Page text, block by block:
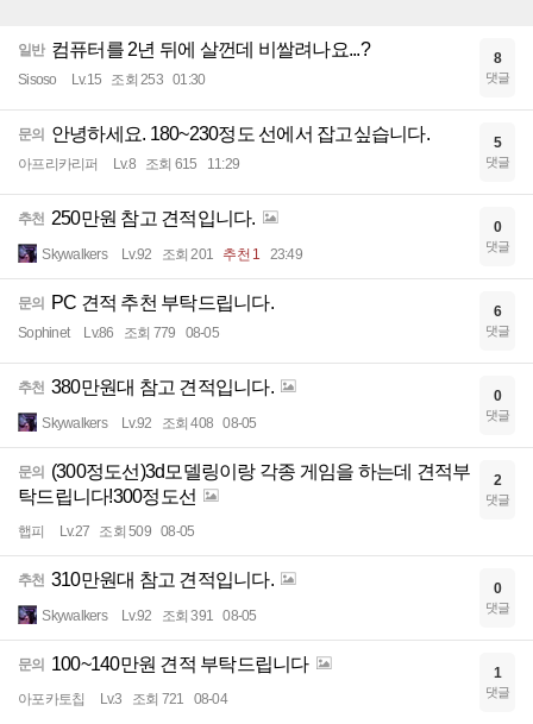
일반 컴퓨터를 2년 뒤에 살껀데 비쌀려나요...?
Sisoso Lv.15 조회 253 01:30
8
댓글
문의 안녕하세요. 180~230정도 선에서 잡고싶습니다.
아프리카리퍼 Lv.8 조회 615 11:29
5
댓글
추천 250만원 참고 견적입니다.
Skywalkers Lv.92 조회 201 추천 1 23:49
0
댓글
문의 PC 견적 추천 부탁드립니다.
Sophinet Lv.86 조회 779 08-05
6
댓글
추천 380만원대 참고 견적입니다.
Skywalkers Lv.92 조회 408 08-05
0
댓글
문의 (300정도선)3d모델링이랑 각종 게임을 하는데 견적부
탁드립니다!300정도선
햅피 Lv.27 조회 509 08-05
2
댓글
추천 310만원대 참고 견적입니다.
Skywalkers Lv.92 조회 391 08-05
0
댓글
문의 100~140만원 견적 부탁드립니다
아포카토칩 Lv.3 조회 721 08-04
1
댓글